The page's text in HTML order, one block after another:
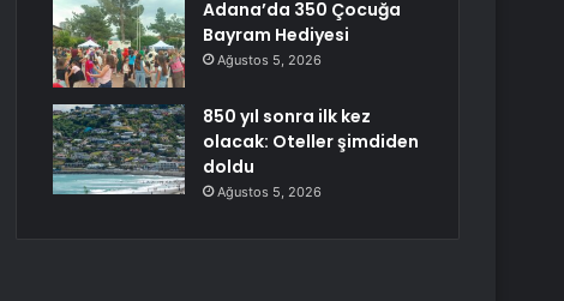
Adana’da 350 Çocuğa
Bayram Hediyesi
Ağustos 5, 2026
850 yıl sonra ilk kez
olacak: Oteller şimdiden
doldu
Ağustos 5, 2026